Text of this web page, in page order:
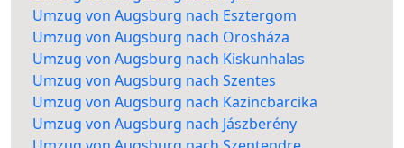
Umzug von Augsburg nach Esztergom
Umzug von Augsburg nach Orosháza
Umzug von Augsburg nach Kiskunhalas
Umzug von Augsburg nach Szentes
Umzug von Augsburg nach Kazincbarcika
Umzug von Augsburg nach Jászberény